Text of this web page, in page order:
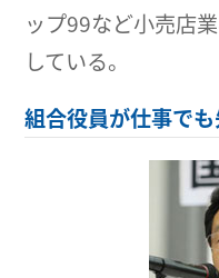
ップ99など小売店
している。
組合役員が仕事で